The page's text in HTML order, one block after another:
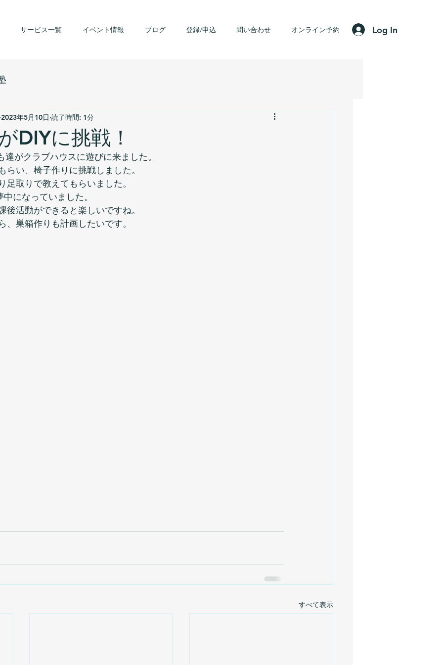
サービス一覧 イベント情報 ブログ 登録/申込 問い合わせ オンライン予約 Log In
DIYに挑戦！
2023年5月10日 読了時間: 1分
がクラブハウスに遊びに来ました。
らい、椅子作りに挑戦しました。
足取りで教えてもらいました。
になっていました。
後活動ができると楽しいですね。
、巣箱作りも計画したいです。
すべて表示